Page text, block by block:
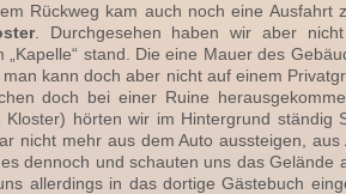
Rückweg kam auch noch eine Ausfahrt
. Durchgesehen haben wir aber
„Kapelle“ stand. Die eine Mauer des
kann doch aber nicht auf einem
doch bei einer Ruine
hörten wir im Hintergrund ständig
nicht mehr aus dem Auto aussteigen,
dennoch und schauten uns das Gelände
allerdings in das dortige Gästebuch